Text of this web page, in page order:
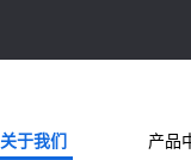
关于我们 产品